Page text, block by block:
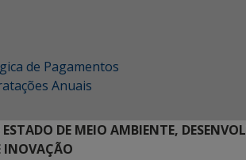
de Pagamentos
Anuais
ESTADO DE MEIO AMBIENTE,
INOVAÇÃO